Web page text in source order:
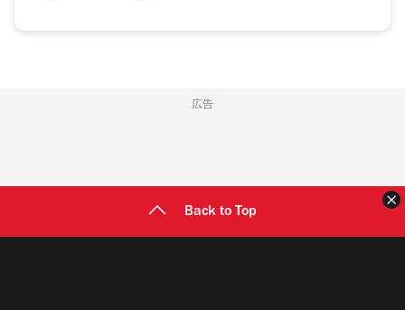
広告
Back to Top